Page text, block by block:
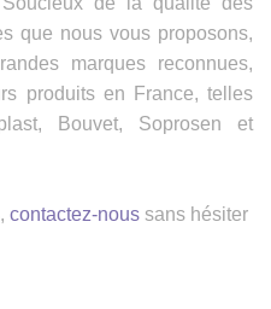
que nous vous proposons,
marques reconnues,
produits en France, telles
Bouvet, Soprosen et
contactez-nous sans hésiter